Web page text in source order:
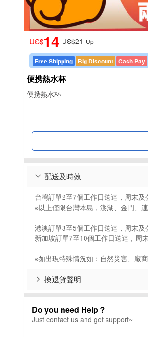
E****** PAID 20 mns ago
M****** PAID 45 mns ago
US$14 US$21 Up
Free Shipping Big Discount Cash Pay
便携熱水杯
便携熱水杯
配送及時效

台灣訂單2至7個工作日送達，周末及
※以上僅限台灣本島，澎湖、金門、
港澳訂單3至5個工作日送達，周末及
新加坡訂單7至10個工作日送達，周
※如出現特殊情況如：自然災害、廠
換退貨聲明

Do you need Help？
Just contact us and get support~